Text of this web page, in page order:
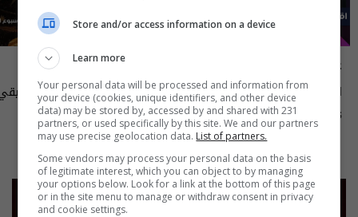
علناً
اقتصاد العراق في عين العاصفة- علناً
م٥ - الحلقة ٨ | الموسم ٥15:30 | 2026-08-06
أسرار الفلك
الى ١٤ آب ٢٠٢٦ | 2026
13:00 | 2026-08-06
Store and/or access information on a device
Learn more
Your personal data will be processed and information from
your device (cookies, unique identifiers, and other device
data) may be stored by, accessed by and shared with 231
partners, or used specifically by this site. We and our partners
may use precise geolocation data. List of partners.
Some vendors may process your personal data on the basis
of legitimate interest, which you can object to by managing
your options below. Look for a link at the bottom of this page
or in the site menu to manage or withdraw consent in privacy
and cookie settings.